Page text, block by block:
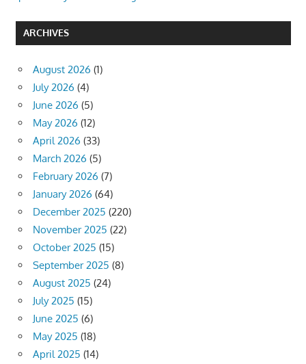
ARCHIVES
August 2026 (1)
July 2026 (4)
June 2026 (5)
May 2026 (12)
April 2026 (33)
March 2026 (5)
February 2026 (7)
January 2026 (64)
December 2025 (220)
November 2025 (22)
October 2025 (15)
September 2025 (8)
August 2025 (24)
July 2025 (15)
June 2025 (6)
May 2025 (18)
April 2025 (14)